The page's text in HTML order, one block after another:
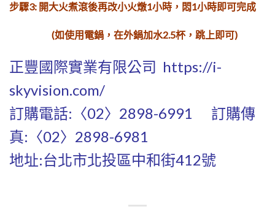
步驟3: 開大火煮滾後再改小火燉1小時， 悶1小時即可完成
(如使用電鍋，在外鍋加水2.5杯，跳上即可)
正豐國際實業有限公司 https://i-
skyvision.com/
訂購電話:〈02〉2898-6991 訂購傳
真:〈02〉2898-6981
地址:台北市北投區中和街412號